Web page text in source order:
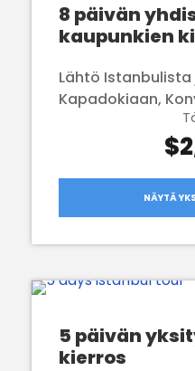
8 päivän
kaupunkien
Lähtö
Kapadokiaan,
NÄYTÄ
5 päivän
kierros